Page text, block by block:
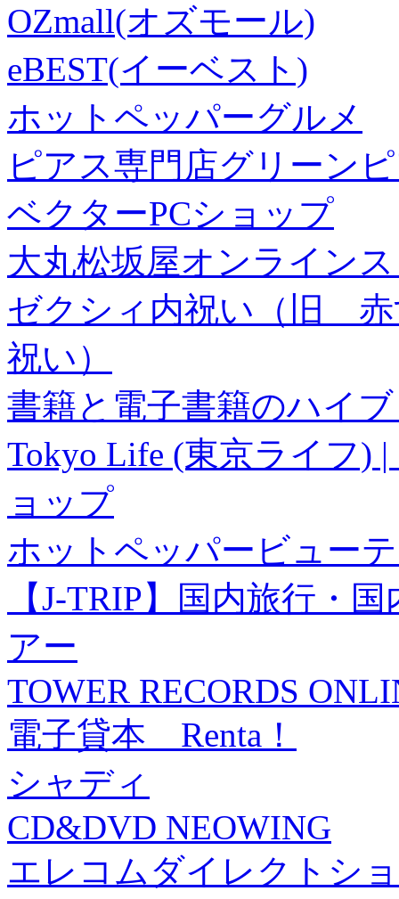
OZmall(オズモール)
eBEST(イーベスト)
ホットペッパーグルメ
ピアス専門店グリーン
ベクターPCショップ
大丸松坂屋オンライン
ゼクシィ内祝い（旧 赤
祝い）
書籍と電子書籍のハイ
Tokyo Life (東京ライフ)
ョップ
ホットペッパービュー
【J-TRIP】国内旅行・
アー
TOWER RECORDS
電子貸本 Renta！
シャディ
CD&DVD NEOWING
エレコムダイレクトシ